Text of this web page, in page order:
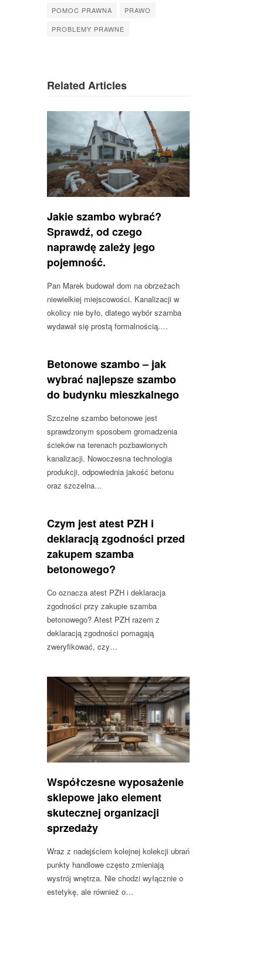
POMOC PRAWNA
PRAWO
PROBLEMY PRAWNE
Related Articles
Jakie szambo wybrać?
Sprawdź, od czego
naprawdę zależy jego
pojemność.
Pan Marek budował dom na obrzeżach
niewielkiej miejscowości. Kanalizacji w
okolicy nie było, dlatego wybór szamba
wydawał się prostą formalnością.…
Betonowe szambo – jak
wybrać najlepsze szambo
do budynku mieszkalnego
Szczelne szambo betonowe jest
sprawdzonym sposobem gromadzenia
ścieków na terenach pozbawionych
kanalizacji. Nowoczesna technologia
produkcji, odpowiednia jakość betonu
oraz szczelna…
Czym jest atest PZH i
deklaracją zgodności przed
zakupem szamba
betonowego?
Co oznacza atest PZH i deklaracja
zgodności przy zakupie szamba
betonowego? Atest PZH razem z
deklaracją zgodności pomagają
zweryfikować, czy…
Współczesne wyposażenie
sklepowe jako element
skutecznej organizacji
sprzedaży
Wraz z nadejściem kolejnej kolekcji ubrań
punkty handlowe często zmieniają
wystrój wnętrza. Nie chodzi wyłącznie o
estetykę, ale również o…